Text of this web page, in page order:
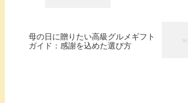
母の日に贈りたい高級グルメギフト
ガイド：感謝を込めた選び方